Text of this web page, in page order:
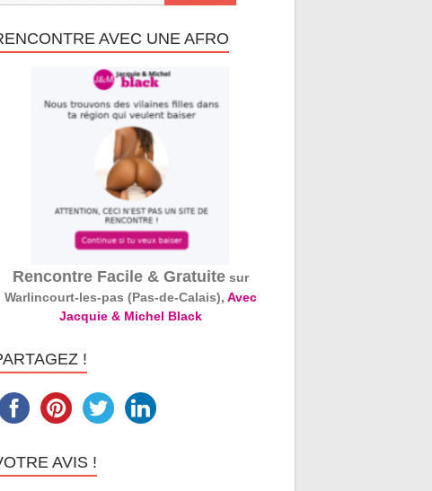
AVEC UNE AFRO
Rencontre Facile & Gratuitesur
Warlincourt-les-pas (Pas-de-Calais), Avec
Jacquie & Michel Black
!
AVIS !